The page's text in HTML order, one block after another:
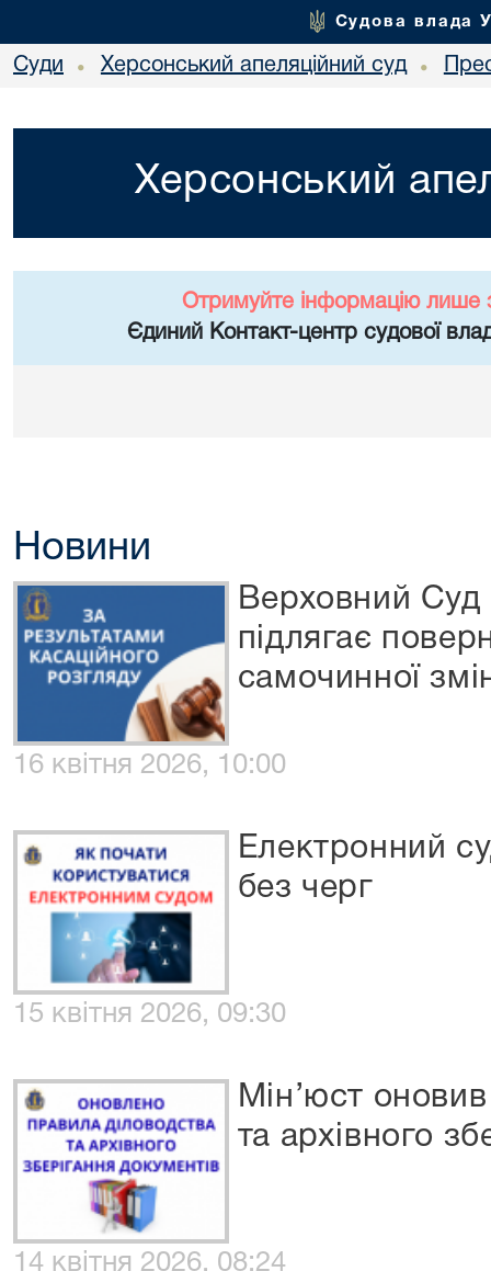
Судова влада
Суди • Херсонський апеляційний суд •
Херсонський
Отримуйте інформацію лише
Єдиний Контакт-центр судової
Новини
Верховний Суд
підлягає
самочинної
16 квітня 2026, 10:00
Електронний
без черг
15 квітня 2026, 09:30
Мін’юст
та архівного
14 квітня 2026, 08:24